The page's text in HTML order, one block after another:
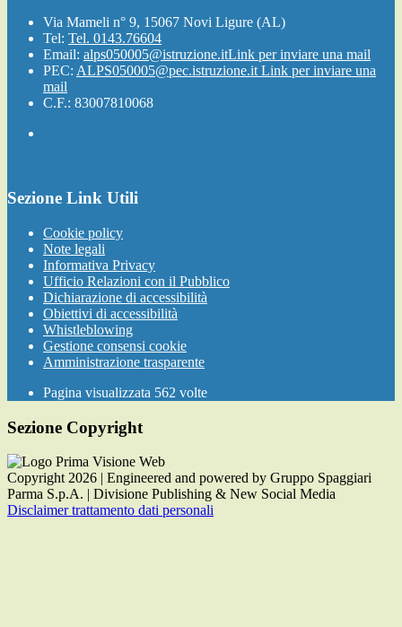
Via Mameli n° 9, 15067 Novi Ligure (AL)
Tel: Tel. 0143.76604
Email: alps050005@istruzione.itLink per inviare una mail
PEC: ALPS050005@pec.istruzione.it Link per inviare una
mail
C.F.: 83007810068
Sezione Link Utili
Cookie policy
Note legali
Informativa Privacy
Ufficio Relazioni con il Pubblico
Dichiarazione di accessibilità
Obiettivi di accessibilità
Whistleblowing
Gestione consensi cookie
Amministrazione trasparente
Pagina visualizzata 562 volte
Sezione Copyright
Copyright 2026 | Engineered and powered by Gruppo Spaggiari
Parma S.p.A. | Divisione Publishing & New Social Media
Disclaimer trattamento dati personali